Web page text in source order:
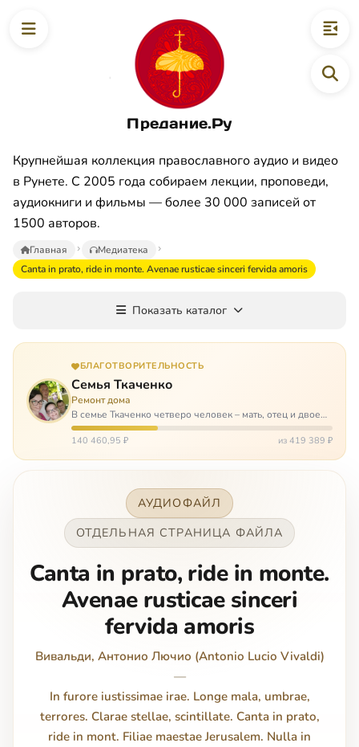
Предание.Ру
Крупнейшая коллекция православного аудио и видео
в Рунете. С 2005 года собираем лекции, проповеди,
аудиокниги и фильмы — более 30 000 записей от
1500 авторов.
Главная
Медиатека
Canta in prato, ride in monte. Avenae rusticae sinceri fervida amoris
Показать каталог
БЛАГОТВОРИТЕЛЬНОСТЬ
Семья Ткаченко
Ремонт дома
В семье Ткаченко четверо человек – мать, отец и двое
сыновей. И это семья – крепость. У них столько проблем
и бед, что хватило бы на много семей. Трое из четверых
140 460,95 ₽ из 419 389 ₽
АУДИОФАЙЛ
ОТДЕЛЬНАЯ СТРАНИЦА ФАЙЛА
Canta in prato, ride in monte.
Avenae rusticae sinceri
fervida amoris
Вивальди, Антонио Лючио (Antonio Lucio Vivaldi)
—
In furore iustissimae irae. Longe mala, umbrae,
terrores. Clarae stellae, scintillate. Canta in prato,
ride in mont. Filiae maestae Jerusalem. Nulla in